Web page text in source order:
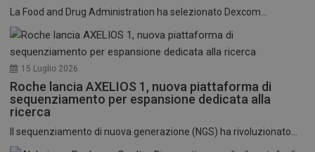
La Food and Drug Administration ha selezionato Dexcom...
15 Luglio 2026
Roche lancia AXELIOS 1, nuova piattaforma di
sequenziamento per espansione dedicata alla
ricerca
Il sequenziamento di nuova generazione (NGS) ha rivoluzionato...